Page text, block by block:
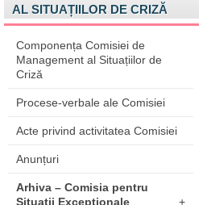
AL SITUAȚIILOR DE CRIZĂ
Componența Comisiei de
Management al Situațiilor de
Criză
Procese-verbale ale Comisiei
Acte privind activitatea Comisiei
Anunțuri
Arhiva – Comisia pentru
Situații Excepționale
+